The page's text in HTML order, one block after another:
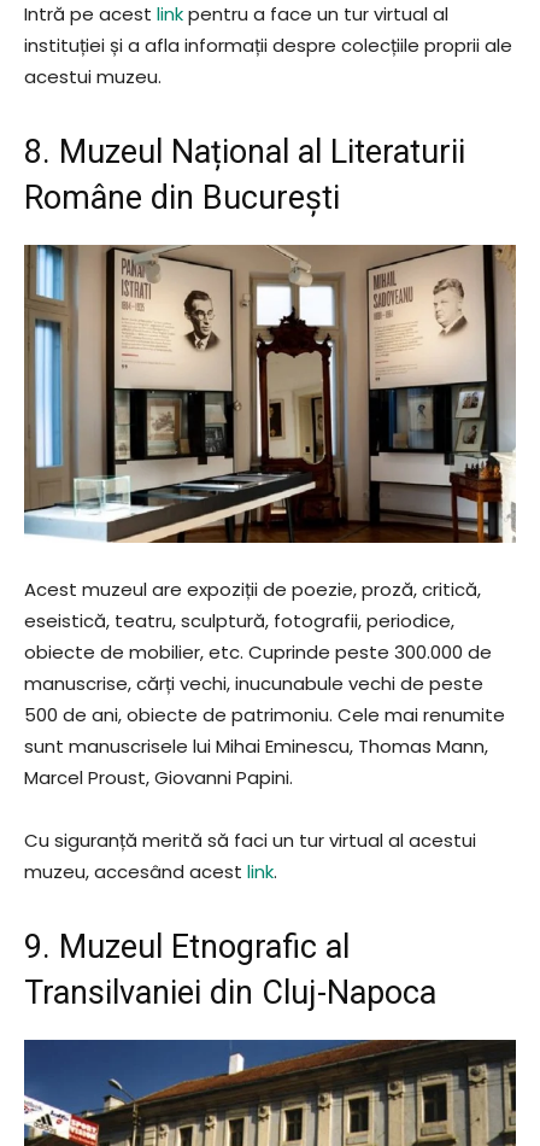
Intră pe acest linkpentru a face un tur virtual al
instituției și a afla informații despre colecțiile proprii ale
acestui muzeu.
8. Muzeul Național al Literaturii
Române din București
Acest muzeul are expoziții de poezie, proză, critică,
eseistică, teatru, sculptură, fotografii, periodice,
obiecte de mobilier, etc. Cuprinde peste 300.000 de
manuscrise, cărți vechi, inucunabule vechi de peste
500 de ani, obiecte de patrimoniu. Cele mai renumite
sunt manuscrisele lui Mihai Eminescu, Thomas Mann,
Marcel Proust, Giovanni Papini.
Cu siguranță merită să faci un tur virtual al acestui
muzeu, accesând acest link.
9. Muzeul Etnografic al
Transilvaniei din Cluj-Napoca